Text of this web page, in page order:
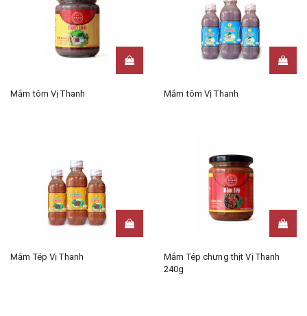
Mắm tôm Vị Thanh Mắm tôm Vị Thanh
Mắm Tép Vị Thanh
Mắm Tép chưng thịt Vị Thanh
240g